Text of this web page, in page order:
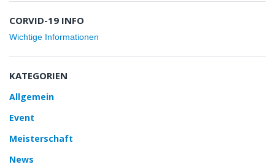
CORVID-19 INFO
Wichtige Informationen
KATEGORIEN
Allgemein
Event
Meisterschaft
News